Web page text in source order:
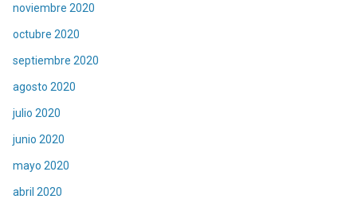
noviembre 2020
octubre 2020
septiembre 2020
agosto 2020
julio 2020
junio 2020
mayo 2020
abril 2020